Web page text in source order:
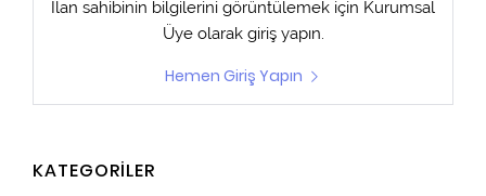
İlan sahibinin bilgilerini görüntülemek için Kurumsal
Üyeolarak giriş yapın.
Hemen Giriş Yapın
KATEGORİLER